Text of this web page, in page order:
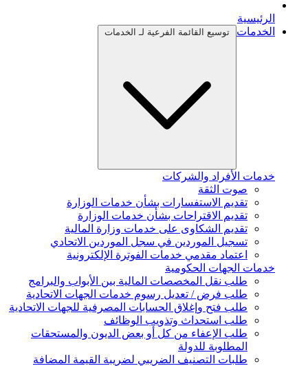
الرئيسية
الخدمات
توسيع القائمة الفرعية لـ الخدمات
خدمات الأفراد والشركات
صوت الثقة
تقديم الاستفسارات بشأن خدمات الوزارة
تقديم الاقتراحات بشأن خدمات الوزارة
تقديم الشكاوى على خدمات وزارة المالية
تسجيل الموردين في سجل الموردين الاتحادي
اعتماد مقدمي خدمات الفوترة الإلكترونية
خدمات الجهات الحكومية
طلب نقل المخصصات المالية بين الأبواب والبرامج
طلب فرض / تعديل رسوم خدمات الجهات الاتحادية
طلب فتح وإغلاق الحسابات المصرفية للجهات الاتحادية
طلب استحداث وتذويب الوظائف
طلب الإعفاء من كل أو بعض الديون والمستحقات
المطلوبة للدولة
طلبات التصنيف الضريبي لضريبة القيمة المضافة